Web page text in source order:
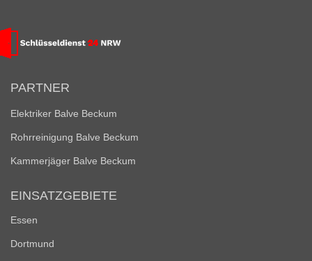
PARTNER
Elektriker Balve Beckum
Rohrreinigung Balve Beckum
Kammerjäger Balve Beckum
EINSATZGEBIETE
Essen
Dortmund